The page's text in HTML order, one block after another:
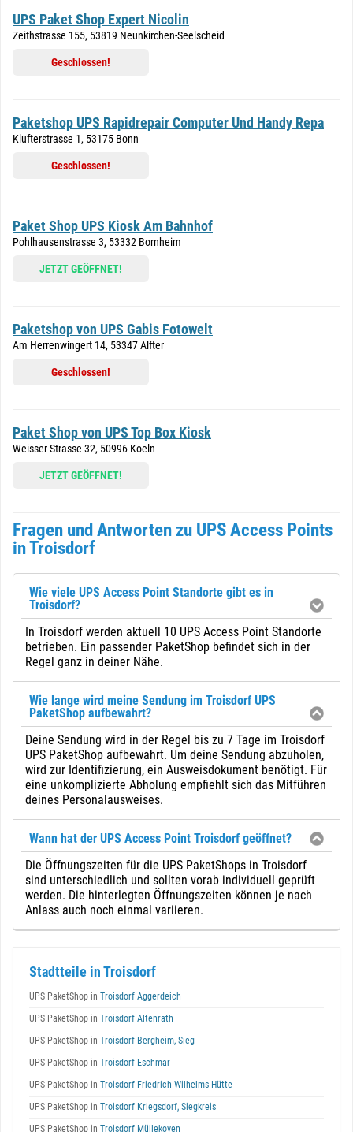
UPS Paket Shop Expert Nicolin
Zeithstrasse 155, 53819 Neunkirchen-Seelscheid
Geschlossen!
Paketshop UPS Rapidrepair Computer Und Handy Repa
Klufterstrasse 1, 53175 Bonn
Geschlossen!
Paket Shop UPS Kiosk Am Bahnhof
Pohlhausenstrasse 3, 53332 Bornheim
JETZT GEÖFFNET!
Paketshop von UPS Gabis Fotowelt
Am Herrenwingert 14, 53347 Alfter
Geschlossen!
Paket Shop von UPS Top Box Kiosk
Weisser Strasse 32, 50996 Koeln
JETZT GEÖFFNET!
Fragen und Antworten zu UPS Access Points
in Troisdorf
Wie viele UPS Access Point Standorte gibt es in
Troisdorf?
In Troisdorf werden aktuell 10 UPS Access Point Standorte
betrieben. Ein passender PaketShop befindet sich in der
Regel ganz in deiner Nähe.
Wie lange wird meine Sendung im Troisdorf UPS
PaketShop aufbewahrt?
Deine Sendung wird in der Regel bis zu 7 Tage im Troisdorf
UPS PaketShop aufbewahrt. Um deine Sendung abzuholen,
wird zur Identifizierung, ein Ausweisdokument benötigt. Für
eine unkomplizierte Abholung empfiehlt sich das Mitführen
deines Personalausweises.
Wann hat der UPS Access Point Troisdorf geöffnet?
Die Öffnungszeiten für die UPS PaketShops in Troisdorf
sind unterschiedlich und sollten vorab individuell geprüft
werden. Die hinterlegten Öffnungszeiten können je nach
Anlass auch noch einmal variieren.
Stadtteile in Troisdorf
UPS PaketShop in Troisdorf Aggerdeich
UPS PaketShop in Troisdorf Altenrath
UPS PaketShop in Troisdorf Bergheim, Sieg
UPS PaketShop in Troisdorf Eschmar
UPS PaketShop in Troisdorf Friedrich-Wilhelms-Hütte
UPS PaketShop in Troisdorf Kriegsdorf, Siegkreis
UPS PaketShop in Troisdorf Müllekoven